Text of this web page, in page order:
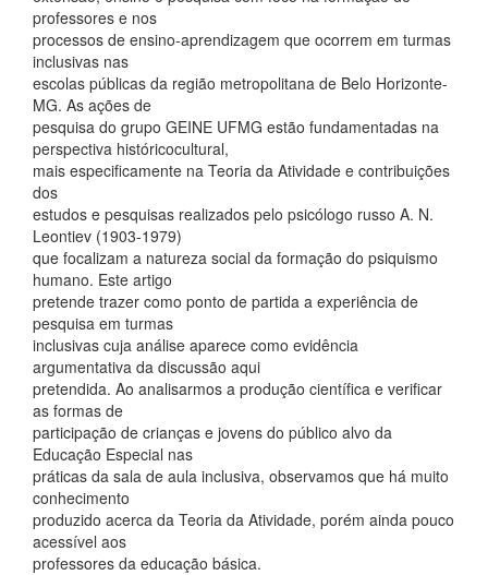
professores e nos
processos de ensino-aprendizagem que ocorrem em turmas
inclusivas nas
escolas públicas da região metropolitana de Belo Horizonte-
MG. As ações de
pesquisa do grupo GEINE UFMG estão fundamentadas na
perspectiva históricocultural,
mais especificamente na Teoria da Atividade e contribuições
dos
estudos e pesquisas realizados pelo psicólogo russo A. N.
Leontiev (1903-1979)
que focalizam a natureza social da formação do psiquismo
humano. Este artigo
pretende trazer como ponto de partida a experiência de
pesquisa em turmas
inclusivas cuja análise aparece como evidência
argumentativa da discussão aqui
pretendida. Ao analisarmos a produção científica e verificar
as formas de
participação de crianças e jovens do público alvo da
Educação Especial nas
práticas da sala de aula inclusiva, observamos que há muito
conhecimento
produzido acerca da Teoria da Atividade, porém ainda pouco
acessível aos
professores da educação básica.